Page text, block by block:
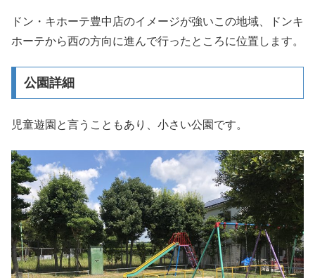
ドン・キホーテ豊中店のイメージが強いこの地域、ドンキ
ホーテから西の方向に進んで行ったところに位置します。
公園詳細
児童遊園と言うこともあり、小さい公園です。